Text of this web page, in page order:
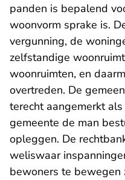
panden is bepalend
woonvorm sprake is.
vergunning, de
zelfstandige
woonruimten, en
overtreden. De
terecht aangemerkt
gemeente de man
opleggen. De
weliswaar
bewoners te bewegen